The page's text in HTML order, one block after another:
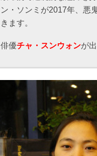
ン・ソンミが2017年、悪
きます。
俳優チャ・スンウォンが